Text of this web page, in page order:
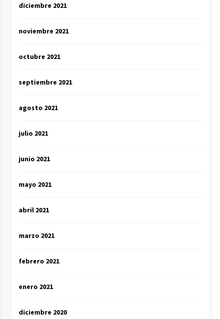
diciembre 2021
noviembre 2021
octubre 2021
septiembre 2021
agosto 2021
julio 2021
junio 2021
mayo 2021
abril 2021
marzo 2021
febrero 2021
enero 2021
diciembre 2020